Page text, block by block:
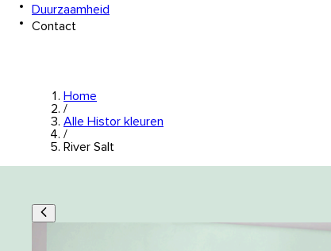
Duurzaamheid
Contact
Home
/
Alle Histor kleuren
/
River Salt